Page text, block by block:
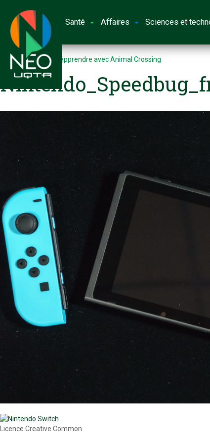
Santé Affaires Sciences et
Accueil Jouer et apprendre avec Animal Crossing
Licence Creative Common